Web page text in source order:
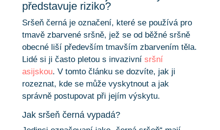
představuje riziko?
Sršeň černá je označení, které se používá pro
tmavě zbarvené sršně, jež se od běžné sršně
obecné liší především tmavším zbarvením těla.
Lidé si ji často pletou s invazivní sršní
asijskou. V tomto článku se dozvíte, jak ji
rozeznat, kde se může vyskytnout a jak
správně postupovat při jejím výskytu.
Jak sršeň černá vypadá?